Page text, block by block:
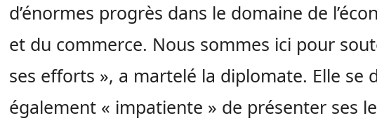
d’énormes progrès dans le domaine de
et du commerce. Nous sommes ici pour
ses efforts », a martelé la diplomate. Elle se
également « impatiente » de présenter ses